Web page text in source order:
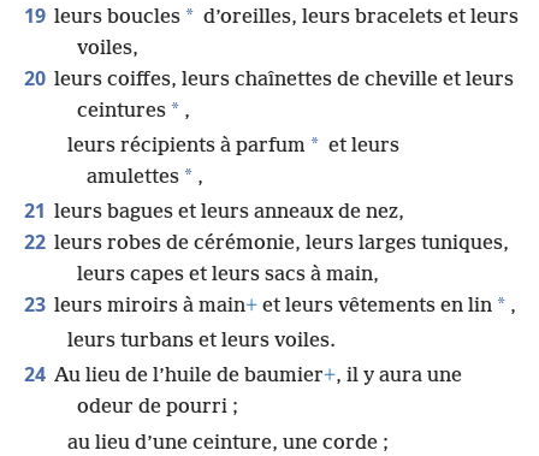
19 leurs boucles * d’oreilles, leurs bracelets et leurs
voiles,
20 leurs coiffes, leurs chaînettes de cheville et leurs
ceintures * ,
leurs récipients à parfum * et leurs
amulettes * ,
21 leurs bagues et leurs anneaux de nez,
22 leurs robes de cérémonie, leurs larges tuniques,
leurs capes et leurs sacs à main,
23 leurs miroirs à main+ et leurs vêtements en lin * ,
leurs turbans et leurs voiles.
24 Au lieu de l’huile de baumier+, il y aura une
odeur de pourri ;
au lieu d’une ceinture, une corde ;